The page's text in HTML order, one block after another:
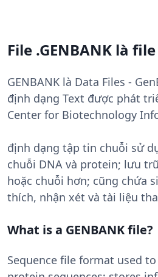
File .GENBANK là
GENBANK là Data Files -
định dạng Text được phát
Center for Biotechnology
định dạng tập tin chuỗi sử
chuỗi DNA và protein; lưu
hoặc chuỗi hơn; cũng chứa
thích, nhận xét và tài liệu
What is a GENBANK file?
Sequence file format used